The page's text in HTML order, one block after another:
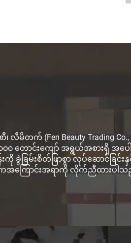
လီမိတက် (Fen Beauty Trading
၀၀ တောင်းကျော် အရွယ်အစားရှိ
ကို ခွဲခြမ်းစိတ်ဖြာစွာ လုပ်ဆောင်ခြင်
ြောင်းအရာကို လိုက်ညီထားပါသည်။